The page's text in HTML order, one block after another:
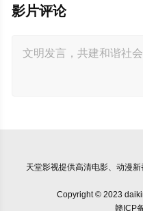
影片评论
天堂影视提供高清电影、动漫
Copyright © 2023
赣ICP